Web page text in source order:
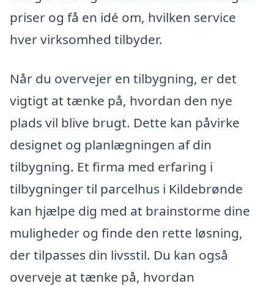
priser og få en idé om, hvilken service
hver virksomhed tilbyder.
Når du overvejer en tilbygning, er det
vigtigt at tænke på, hvordan den nye
plads vil blive brugt. Dette kan påvirke
designet og planlægningen af din
tilbygning. Et firma med erfaring i
tilbygninger til parcelhus i Kildebrønde
kan hjælpe dig med at brainstorme dine
muligheder og finde den rette løsning,
der tilpasses din livsstil. Du kan også
overveje at tænke på, hvordan